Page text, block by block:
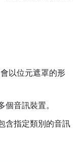
以位元遮罩的形
個音訊裝置。
含指定類別的音訊